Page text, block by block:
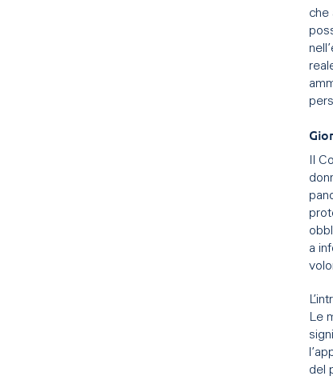
che
Il
a
Le
del